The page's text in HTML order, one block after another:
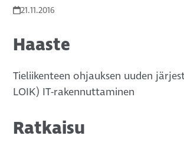
21.11.2016
Haaste
Tieliikenteen ohjauksen uuden
LOIK) IT-rakennuttaminen
Ratkaisu